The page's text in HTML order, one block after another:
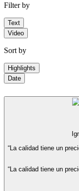
Filter by
Text
Video
Sort by
Highlights
Date
“La calidad tiene un
“La calidad tiene un